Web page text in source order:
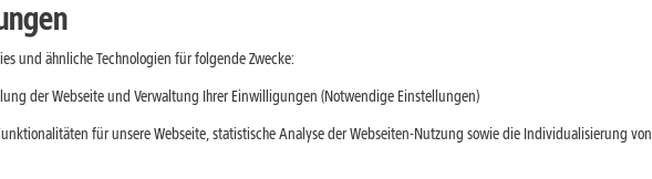
nutzen:
und ähnliche Technologien für folgende Zwecke:
der Webseite und Verwaltung Ihrer Einwilligungen (Notwendige Einstellungen)
für unsere Webseite, statistische Analyse der Webseiten-Nutzung sowie die Individualisierung von